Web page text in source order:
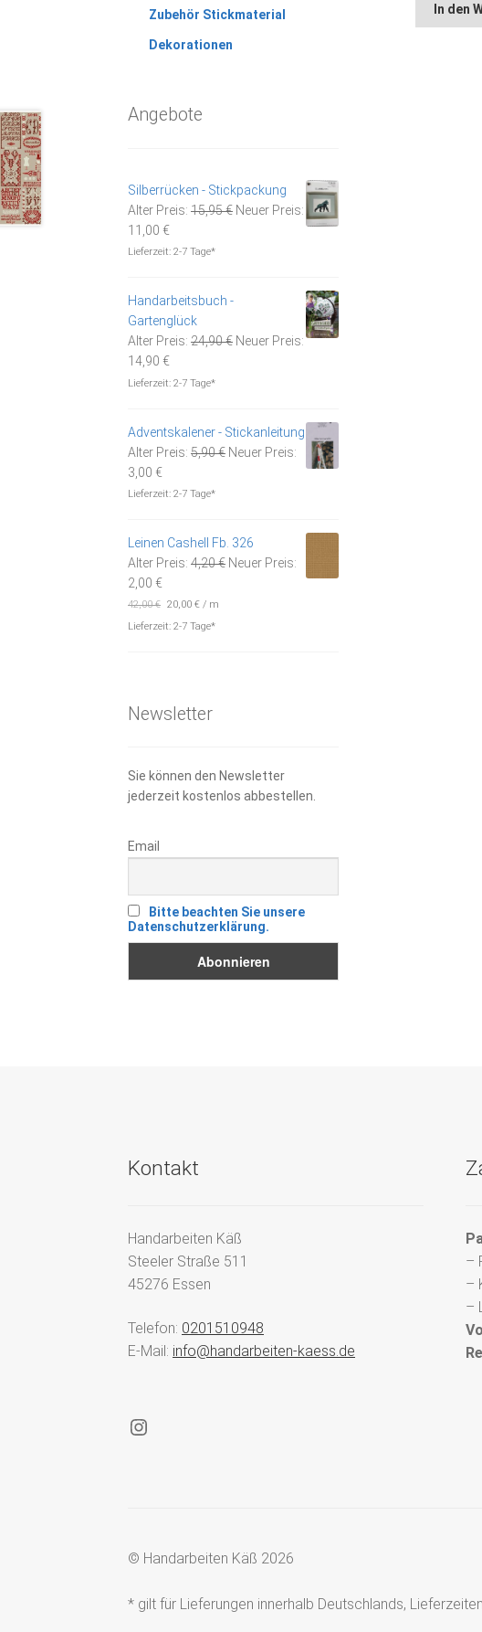
In den
Zubehör Stickmaterial
Dekorationen
Angebote
Silberrücken - Stickpackung
Alter Preis: 15,95€ Ursprünglicher
Neuer Preis:
11,00 €Aktueller
Preis
Lieferzeit:2-7 Tage*
Handarbeitsbuch -
Gartenglück
Alter Preis: 24,90€ Ursprünglicher
Neuer Preis:
14,90 €Aktueller
Preis
Lieferzeit:2-7 Tage*
Adventskalener - Stickanleitung
Alter Preis: 5,90€ Ursprünglicher
Neuer Preis:
3,00 €Aktueller
Preis
Lieferzeit:2-7 Tage*
Leinen Cashell Fb. 326
Alter Preis: 4,20€ Ursprünglicher
Neuer Preis:
2,00 €Aktueller
Preis
ist:
42,00€ 20,00 €/ m
Lieferzeit:2-7 Tage*
Newsletter
Sie können den Newsletter
jederzeit kostenlos abbestellen.
Email
Bitte beachten Sie unsere
Datenschutzerklärung.
Kontakt
Handarbeiten Käß
Steeler Straße 511
45276 Essen
Telefon: 0201510948
E-Mail: info@handarbeiten-kaess.de
Instagram
–
–
–
© Handarbeiten Käß 2026
* gilt für Lieferungen innerhalb Deutschlands,